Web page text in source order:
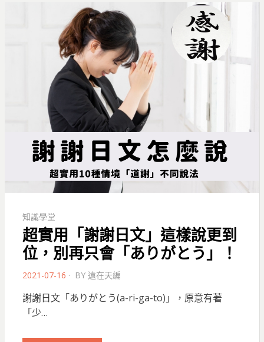
知識學堂
超實用「謝謝日文」這樣說更到
位，別再只會「ありがとう」！
POSTED
2021-07-16 BY 遠在天編
謝謝日文「ありがとう(a-ri-ga-to)」，原意有著
「少…